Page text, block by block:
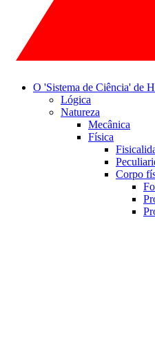
O 'Sistema de Ciência' de
Lógica
Natureza
Mecânica
Física
Corpo